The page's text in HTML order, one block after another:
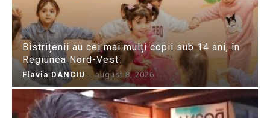
Bistrițenii au cei mai mulți copii sub 14 ani, în
Regiunea Nord-Vest
Flavia DANCIU - august 8, 2026